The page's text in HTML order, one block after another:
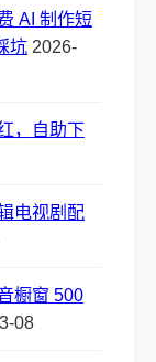
AI 制作短
坑 2026-
，自助下
电视剧配
橱窗 500
08